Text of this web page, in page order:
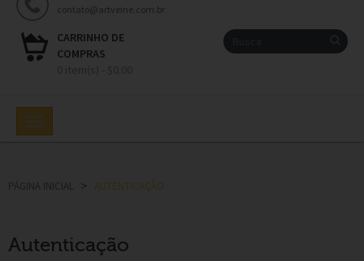
contato@artveine.com.br
CARRINHO DE
COMPRAS
Toggle
navigation
PÁGINA INICIAL > AUTENTICAÇÃO
Autenticação